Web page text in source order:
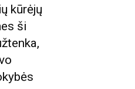
kūrėjų
ši